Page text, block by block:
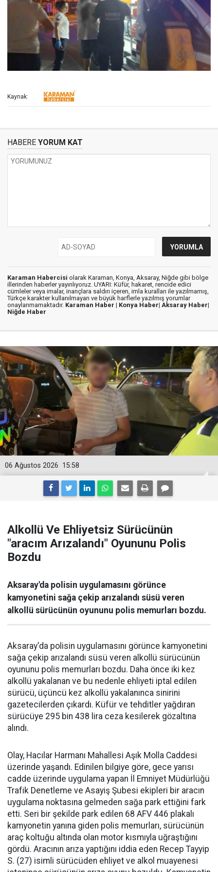
Kaynak:
HABERE YORUM KAT
Karaman Habercisi olarak Karaman, Konya, Aksaray, Niğde gibi bölge
illerinden haberler yayınlıyoruz. UYARI: Küfür, hakaret, rencide edici
cümleler veya imalar, inançlara saldırı içeren, imla kuralları ile yazılmamış,
Türkçe karakter kullanılmayan ve büyük harflerle yazılmış yorumlar
onaylanmamaktadır. Karaman Haber | Konya Haber| Aksaray Haber|
Niğde Haber
15:58
06 Ağustos 2026
Alkollü Ve Ehliyetsiz Sürücünün
"aracım Arızalandı" Oyununu Polis
Bozdu
Aksaray'da polisin uygulamasını görünce
kamyonetini sağa çekip arızalandı süsü veren
alkollü sürücünün oyununu polis memurları bozdu.
Aksaray'da polisin uygulamasını görünce kamyonetini
sağa çekip arızalandı süsü veren alkollü sürücünün
oyununu polis memurları bozdu. Daha önce iki kez
alkollü yakalanan ve bu nedenle ehliyeti iptal edilen
sürücü, üçüncü kez alkollü yakalanınca sinirini
gazetecilerden çıkardı. Küfür ve tehditler yağdıran
sürücüye 295 bin 438 lira ceza kesilerek gözaltına
alındı.
Olay, Hacılar Harmanı Mahallesi Aşık Molla Caddesi
üzerinde yaşandı. Edinilen bilgiye göre, gece yarısı
cadde üzerinde uygulama yapan İl Emniyet Müdürlüğü
Trafik Denetleme ve Asayiş Şubesi ekipleri bir aracın
uygulama noktasına gelmeden sağa park ettiğini fark
etti. Seri bir şekilde park edilen 68 AFV 446 plakalı
kamyonetin yanına giden polis memurları, sürücünün
araç koltuğu altında olan motor kısmıyla uğraştığını
gördü. Aracının arıza yaptığını iddia eden Recep Tayyip
S. (27) isimli sürücüden ehliyet ve alkol muayenesi